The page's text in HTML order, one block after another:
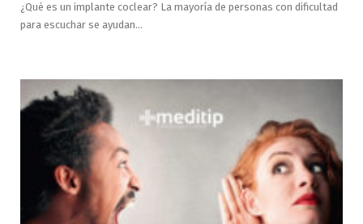
¿Qué es un implante coclear? La mayoría de personas con dificultad
para escuchar se ayudan…